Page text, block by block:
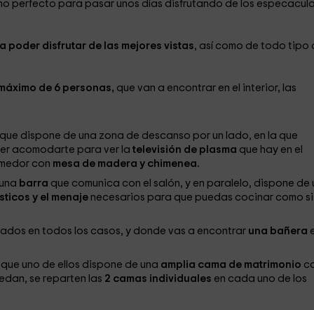
perfecto para pasar unos días disfrutando de los
poder disfrutar de las mejores vistas, así como de todo tipo
de 6 personas, que van a encontrar en el interior, las
dispone de una zona de descanso por un lado, en la que
acomodarte para ver la televisión de plasma que hay en el
con mesa de madera y chimenea.
barra que comunica con el salón, y en paralelo, dispone de
y el menajenecesarios para que puedas cocinar como si
en todos los casos, y donde vas a encontrar una bañera
uno de ellos dispone de una amplia cama de matrimonio
se reparten las 2 camas individuales en cada uno de los